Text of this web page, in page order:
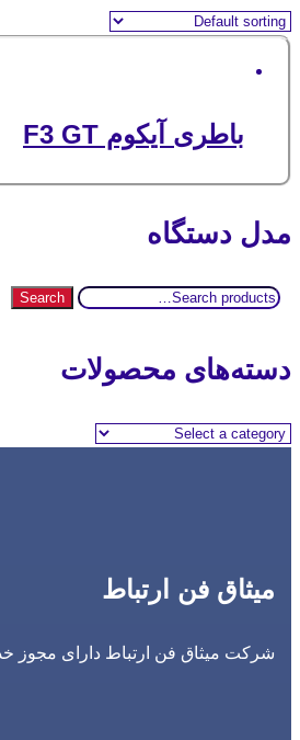
باطری آیکوم F3 GT
مدل دستگاه
Search
Search
دسته‌های محصولات
میثاق فن ارتباط
شرکت میثاق فن ارتباط دارای مجوز